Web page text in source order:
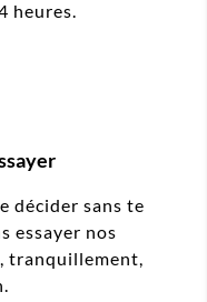
heures.
décider sans te
essayer nos
tranquillement,